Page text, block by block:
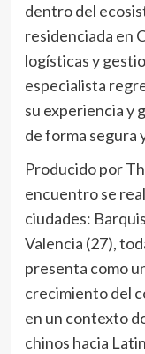
dentro del
residenciada en
logísticas y
especialista
su experiencia y
de forma segura
Producido por
encuentro se
ciudades:
Valencia (27),
presenta como
crecimiento del
en un contexto
chinos hacia